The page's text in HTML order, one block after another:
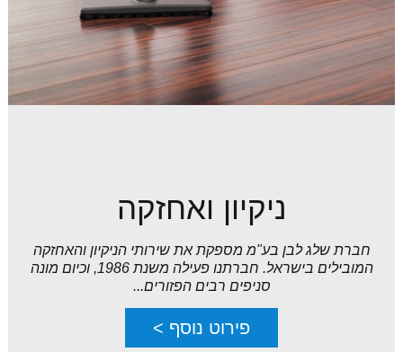
ניקיון ואחזקה
חברת שלג לבן בע"מ מספקת את שירותי הניקיון והאחזקה
המובילים בישראל. חברתנו פעילה משנת 1986, וכיום מונה
סניפים רבים הפזורים...
פירוט נוסף >